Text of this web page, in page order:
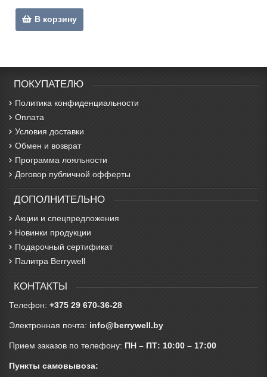
В корзину
ПОКУПАТЕЛЮ
Политика конфиденциальности
Оплата
Условия доставки
Обмен и возврат
Программа лояльности
Договор публичной офферты
ДОПОЛНИТЕЛЬНО
Акции и спецпредложения
Новинки продукции
Подарочный сертификат
Палитра Berrywell
КОНТАКТЫ
Телефон: +375 29 670-36-28
Электронная почта: info@berrywell.by
Прием заказов по телефону: ПН – ПТ: 10:00 – 17:00
Пункты самовывоза: